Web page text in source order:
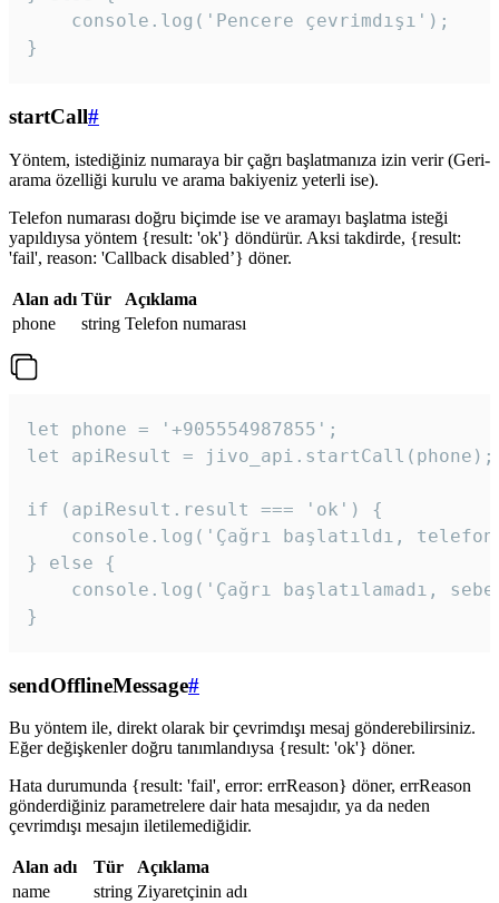
    console.log('Pencere çevrimdışı');
}
startCall#
Yöntem, istediğiniz numaraya bir çağrı başlatmanıza izin verir (Geri-
arama özelliği kurulu ve arama bakiyeniz yeterli ise).
Telefon numarası doğru biçimde ise ve aramayı başlatma isteği
yapıldıysa yöntem {result: 'ok'} döndürür. Aksi takdirde, {result:
'fail', reason: 'Callback disabled’} döner.
Alan adı Tür
Açıklama
phone
string Telefon numarası
let phone = '+905554987855';
let apiResult = jivo_api.startCall(phone);
if (apiResult.result === 'ok') {
console.log('Çağrı başlatıldı,
} else {
console.log('Çağrı başlatılamadı,
}
sendOfflineMessage#
Bu yöntem ile, direkt olarak bir çevrimdışı mesaj gönderebilirsiniz.
Eğer değişkenler doğru tanımlandıysa {result: 'ok'} döner.
Hata durumunda {result: 'fail', error: errReason} döner, errReason
gönderdiğiniz parametrelere dair hata mesajıdır, ya da neden
çevrimdışı mesajın iletilemediğidir.
Alan adı Tür
Açıklama
name
string Ziyaretçinin adı